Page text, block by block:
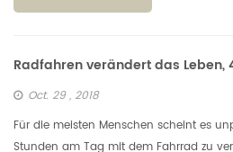
Oct. 29 , 2018
Für die meisten Menschen scheint es
Stunden am Tag mit dem Fahrrad zu